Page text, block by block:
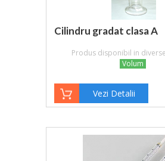
Cilindru gradat clasa A
Produs disponibil in
Volum
Vezi Detalii